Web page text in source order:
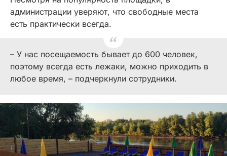
администрации уверяют, что свободные места
есть практически всегда.
– У нас посещаемость бывает до 600 человек,
поэтому всегда есть лежаки, можно приходить в
любое время, – подчеркнули сотрудники.